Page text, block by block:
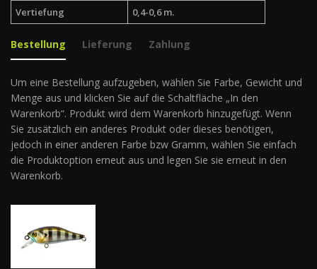
Vertiefung
0,4-0,6 m.
Bestellung Lieferung Zahlung
Um eine Bestellung aufzugeben, wählen Sie Farbe, Gewicht und
Menge aus und klicken Sie auf die Schaltfläche „In den
Warenkorb“. Produkt wird dem Warenkorb hinzugefügt. Wenn
Sie zusätzlich ein anderes Produkt oder dieses benötigen,
jedoch in einer anderen Farbe bzw Gramm, wählen Sie einfach
die Produktoption erneut aus und legen Sie sie erneut in den
Warenkorb.